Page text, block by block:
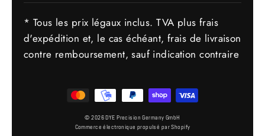
* Tous les prix légaux inclus. TVA plus frais
d'expédition et, le cas échéant, frais de livraison
contre remboursement, sauf indication contraire
© 2026 DYE Precision Germany GmbH
Commerce électronique propulsé par Shopify